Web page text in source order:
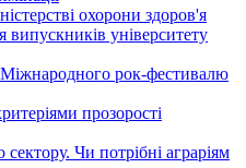
охорони здоров'я
університету
рок-фестивалю
прозорості
Чи потрібні аграріям